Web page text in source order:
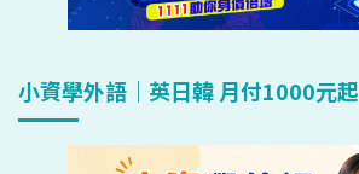
小資學外語｜英日韓 月付1000元起